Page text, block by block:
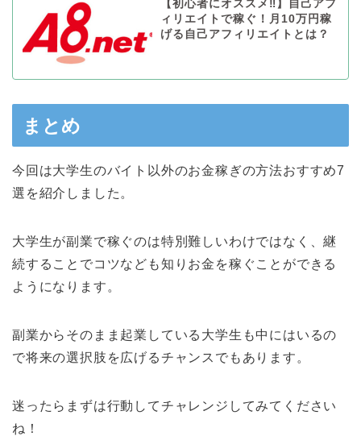
【初心者にオススメ‼︎】自己アフ
ィリエイトで稼ぐ！月10万円稼
げる自己アフィリエイトとは？
まとめ
今回は大学生のバイト以外のお金稼ぎの方法おすすめ7
選を紹介しました。
大学生が副業で稼ぐのは特別難しいわけではなく、継
続することでコツなども知りお金を稼ぐことができる
ようになります。
副業からそのまま起業している大学生も中にはいるの
で将来の選択肢を広げるチャンスでもあります。
迷ったらまずは行動してチャレンジしてみてください
ね！